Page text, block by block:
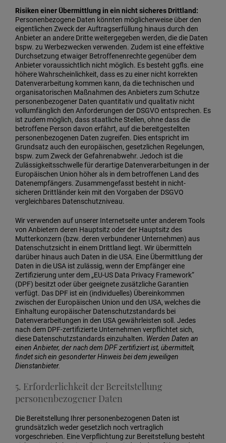
Risiken einer Übermittlung in ein nicht sicheres Drittland:
Personenbezogene Daten könnten möglicherweise über den
eigentlichen Zweck der Auftragserfüllung hinaus durch den
Anbieter an andere Dritte weitergegeben werden, die die Daten
bspw. zu Werbezwecken verwenden. Zudem ist eine effektive
Durchsetzung etwaiger Betroffenenrechte gegenüber dem
Anbieter voraussichtlich nicht möglich. Es besteht ggfls. eine
höhere Wahrscheinlichkeit, dass es zu einer nicht korrekten
Datenverarbeitung kommen kann, da die technischen und
organisatorischen Maßnahmen des Anbieters zum Schutze
personenbezogener Daten quantitativ und qualitativ nicht
vollumfänglich den Anforderungen der DSGVO entsprechen. Es
ist zudem möglich, dass staatliche Stellen, ohne dass die
betroffene Person davon erfährt, auf die bereitgestellten
personenbezogenen Daten zugreifen. Dies entspricht im
Grundsatz auch den europäischen, gesetzlichen Regelungen,
bspw. zum Zweck der Gefahrenabwehr. Jedoch ist die
Zulässigkeitsschwelle für derartige Datenverarbeitungen in der
Europäischen Union höher als in dem betroffenen Land des
Datenempfängers. Zusammengefasst besteht in nicht-
sicheren Drittländer kein mit den Vorgaben der DSGVO
vergleichbares Datenschutzniveau.
Wir verwenden auf unserer Internetseite unter anderem Tools
von Anbietern deren Hauptsitz oder der Hauptsitz des
Mutterkonzern (bzw. deren verbundener Unternehmen) aus
Datenschutzsicht in einem Drittland liegt. Wir übermitteln
darüber hinaus auch Daten in die USA. Eine Übermittlung der
Daten in die USA ist zulässig, wenn der Empfänger eine
Zertifizierung unter dem „EU-US Data Privacy Framework“
(DPF) besitzt oder über geeignete zusätzliche Garantien
verfügt. Das DPF ist ein (individuelles) Übereinkommen
zwischen der Europäischen Union und den USA, welches die
Einhaltung europäischer Datenschutzstandards bei
Datenverarbeitungen in den USA gewährleisten soll. Jedes
nach dem DPF-zertifizierte Unternehmen verpflichtet sich,
diese Datenschutzstandards einzuhalten. Werden Daten an
einen Anbieter, der nach dem DPF zertifiziert ist, übermittelt,
findet sich ein gesonderter Hinweis bei dem jeweiligen
Dienstanbieter.
5. Erforderlichkeit der Bereitstellung
personenbezogener Daten
Die Bereitstellung Ihrer personenbezogenen Daten ist
grundsätzlich weder gesetzlich noch vertraglich
vorgeschrieben. Eine Verpflichtung zur Bereitstellung besteht